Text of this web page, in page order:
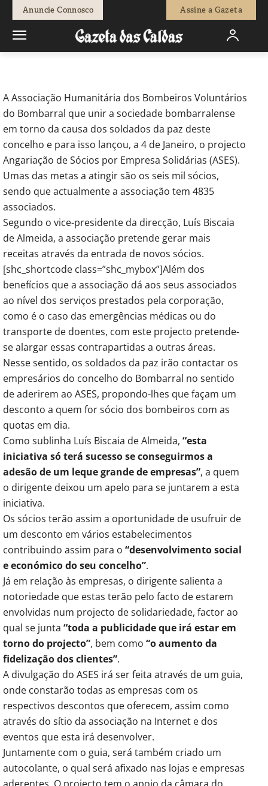
Anuncie Connosco Assine a Gazeta
Pedro Antunes - 586 0
A Associação Humanitária dos Bombeiros Voluntários
do Bombarral que unir a sociedade bombarralense
em torno da causa dos soldados da paz deste
concelho e para isso lançou, a 4 de Janeiro, o projecto
Angariação de Sócios por Empresa Solidárias (ASES).
Umas das metas a atingir são os seis mil sócios,
sendo que actualmente a associação tem 4835
associados.
Segundo o vice-presidente da direcção, Luís Biscaia
de Almeida, a associação pretende gerar mais
receitas através da entrada de novos sócios.
[shc_shortcode class=”shc_mybox”]Além dos
benefícios que a associação dá aos seus associados
ao nível dos serviços prestados pela corporação,
como é o caso das emergências médicas ou do
transporte de doentes, com este projecto pretende-
se alargar essas contrapartidas a outras áreas.
Nesse sentido, os soldados da paz irão contactar os
empresários do concelho do Bombarral no sentido
de aderirem ao ASES, propondo-lhes que façam um
desconto a quem for sócio dos bombeiros com as
quotas em dia.
Como sublinha Luís Biscaia de Almeida, “esta
iniciativa só terá sucesso se conseguirmos a
adesão de um leque grande de empresas”, a quem
o dirigente deixou um apelo para se juntarem a esta
iniciativa.
Os sócios terão assim a oportunidade de usufruir de
um desconto em vários estabelecimentos
contribuindo assim para o “desenvolvimento social
e económico do seu concelho”.
Já em relação às empresas, o dirigente salienta a
notoriedade que estas terão pelo facto de estarem
envolvidas num projecto de solidariedade, factor ao
qual se junta “toda a publicidade que irá estar em
torno do projecto”, bem como “o aumento da
fidelização dos clientes”.
A divulgação do ASES irá ser feita através de um guia,
onde constarão todas as empresas com os
respectivos descontos que oferecem, assim como
através do sítio da associação na Internet e dos
eventos que esta irá desenvolver.
Juntamente com o guia, será também criado um
autocolante, o qual será afixado nas lojas e empresas